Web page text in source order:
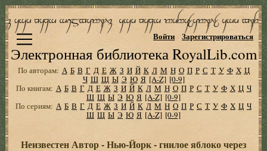
Электронная библиотека RoyalLib.com
Войти Зарегистрироваться
По авторам: А Б В Г Д Е Ж З И Й К Л М Н О П Р С Т У Ф Х Ц
Ч Ш Щ Ы Э Ю Я [A-Z] [0-9]
По книгам: А Б В Г Д Е Ж З И Й К Л М Н О П Р С Т У Ф Х Ц Ч
Ш Щ Ы Э Ю Я [A-Z] [0-9]
По сериям: А Б В Г Д Е Ж З И Й К Л М Н О П Р С Т У Ф Х Ц Ч
Ш Щ Ы Э Ю Я [A-Z] [0-9]
Неизвестен Автор - Нью-Йорк - гнилое яблоко через